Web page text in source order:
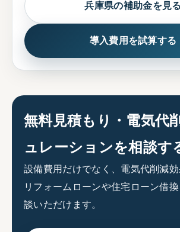
兵庫県の補助金を見る
導入費用を試算する
無料見積もり・電気代
ュレーションを相談す
設備費用だけでなく、電気代削減効
リフォームローンや住宅ローン借
談いただけます。